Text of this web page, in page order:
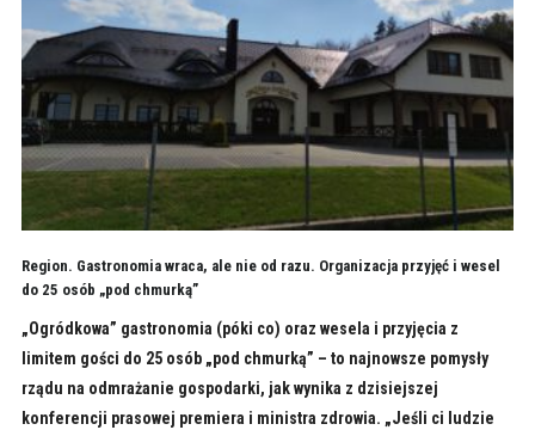
Region. Gastronomia wraca, ale nie od razu. Organizacja przyjęć i wesel
do 25 osób „pod chmurką”
„Ogródkowa” gastronomia (póki co) oraz wesela i przyjęcia z
limitem gości do 25 osób „pod chmurką” – to najnowsze pomysły
rządu na odmrażanie gospodarki, jak wynika z dzisiejszej
konferencji prasowej premiera i ministra zdrowia. „Jeśli ci ludzie